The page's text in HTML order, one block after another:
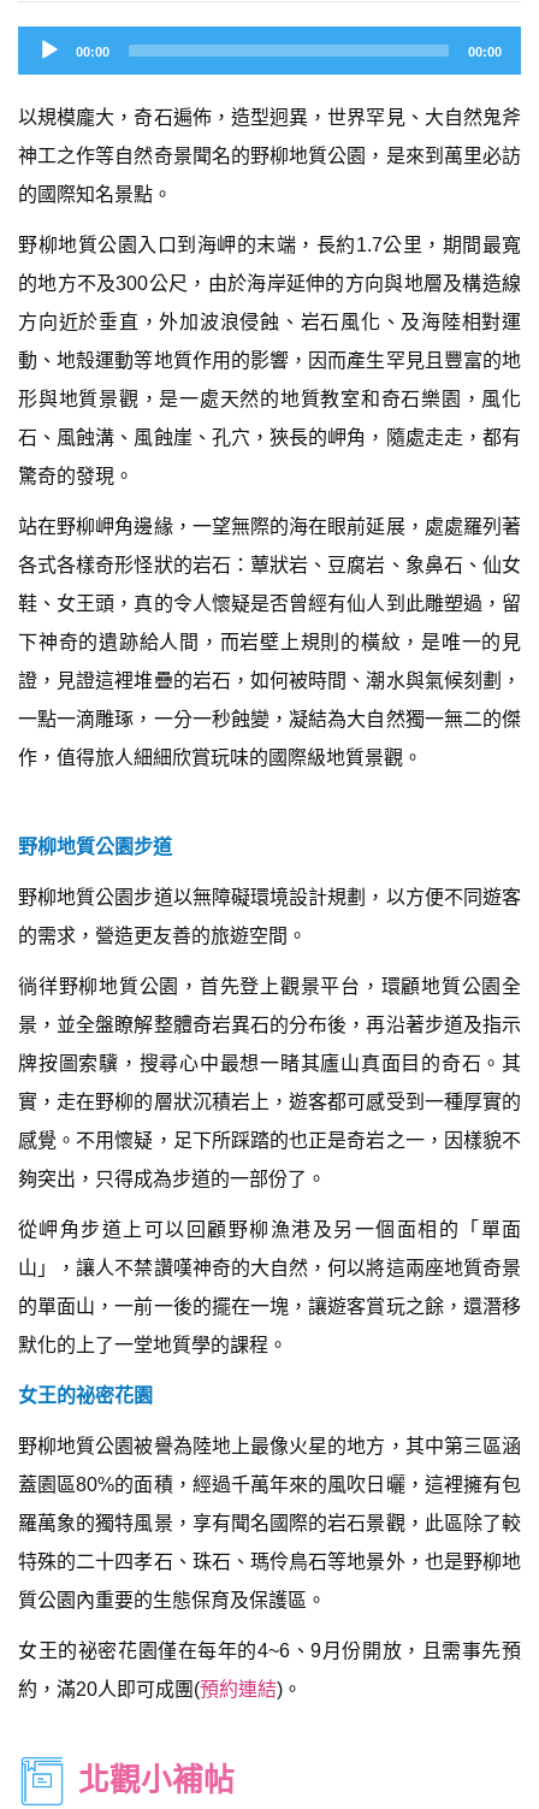
Audio
Player
00:00 00:00
以規模龐大，奇石遍佈，造型迥異，世界罕見、大自然鬼斧
神工之作等自然奇景聞名的野柳地質公園，是來到萬里必訪
的國際知名景點。
野柳地質公園入口到海岬的末端，長約1.7公里，期間最寬
的地方不及300公尺，由於海岸延伸的方向與地層及構造線
方向近於垂直，外加波浪侵蝕、岩石風化、及海陸相對運
動、地殼運動等地質作用的影響，因而產生罕見且豐富的地
形與地質景觀，是一處天然的地質教室和奇石樂園，風化
石、風蝕溝、風蝕崖、孔穴，狹長的岬角，隨處走走，都有
驚奇的發現。
站在野柳岬角邊緣，一望無際的海在眼前延展，處處羅列著
各式各樣奇形怪狀的岩石：蕈狀岩、豆腐岩、象鼻石、仙女
鞋、女王頭，真的令人懷疑是否曾經有仙人到此雕塑過，留
下神奇的遺跡給人間，而岩壁上規則的橫紋，是唯一的見
證，見證這裡堆疊的岩石，如何被時間、潮水與氣候刻劃，
一點一滴雕琢，一分一秒蝕變，凝結為大自然獨一無二的傑
作，值得旅人細細欣賞玩味的國際級地質景觀。
野柳地質公園步道
野柳地質公園步道以無障礙環境設計規劃，以方便不同遊客
的需求，營造更友善的旅遊空間。
徜徉野柳地質公園，首先登上觀景平台，環顧地質公園全
景，並全盤瞭解整體奇岩異石的分布後，再沿著步道及指示
牌按圖索驥，搜尋心中最想一睹其廬山真面目的奇石。其
實，走在野柳的層狀沉積岩上，遊客都可感受到一種厚實的
感覺。不用懷疑，足下所踩踏的也正是奇岩之一，因樣貌不
夠突出，只得成為步道的一部份了。
從岬角步道上可以回顧野柳漁港及另一個面相的「單面
山」，讓人不禁讚嘆神奇的大自然，何以將這兩座地質奇景
的單面山，一前一後的擺在一塊，讓遊客賞玩之餘，還潛移
默化的上了一堂地質學的課程。
女王的祕密花園
野柳地質公園被譽為陸地上最像火星的地方，其中第三區涵
蓋園區80%的面積，經過千萬年來的風吹日曬，這裡擁有包
羅萬象的獨特風景，享有聞名國際的岩石景觀，此區除了較
特殊的二十四孝石、珠石、瑪伶鳥石等地景外，也是野柳地
質公園內重要的生態保育及保護區。
女王的祕密花園僅在每年的4~6、9月份開放，且需事先預
約，滿20人即可成團(預約連結)。
北觀小補帖